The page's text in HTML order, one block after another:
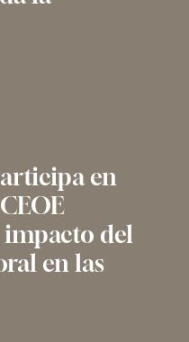
en
impacto del
en las